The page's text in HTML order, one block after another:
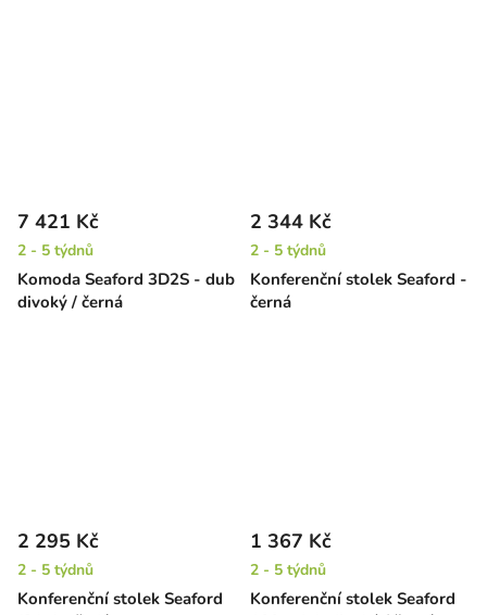
Komoda Seaford 3D2S - dub
divoký / černá
7 421 Kč
2 - 5 týdnů
Konferenční stolek Seaford -
černá
2 344 Kč
2 - 5 týdnů
Konferenční stolek Seaford
2 295 Kč
2 - 5 týdnů
Konferenční stolek Seaford
1 367 Kč
2 - 5 týdnů